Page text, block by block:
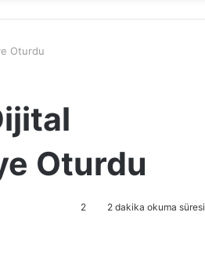
Oturdu
Oturdu
2 2 dakika okuma süresi